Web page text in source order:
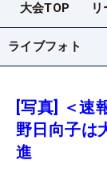
大会TOP
ライブフォト
[写真] ＜速
野日向子は
進